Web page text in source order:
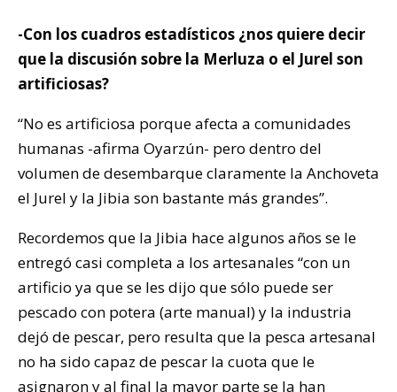
-Con los cuadros estadísticos ¿nos quiere decir
que la discusión sobre la Merluza o el Jurel son
artificiosas?
“No es artificiosa porque afecta a comunidades
humanas -afirma Oyarzún- pero dentro del
volumen de desembarque claramente la Anchoveta
el Jurel y la Jibia son bastante más grandes”.
Recordemos que la Jibia hace algunos años se le
entregó casi completa a los artesanales “con un
artificio ya que se les dijo que sólo puede ser
pescado con potera (arte manual) y la industria
dejó de pescar, pero resulta que la pesca artesanal
no ha sido capaz de pescar la cuota que le
asignaron y al final la mayor parte se la han